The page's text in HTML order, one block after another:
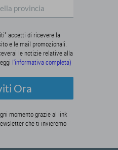
accetti di ricevere la
e le mail promozionali.
le notizie relative alla
l'informativa completa)
Ora
momento grazie al link
che ti invieremo